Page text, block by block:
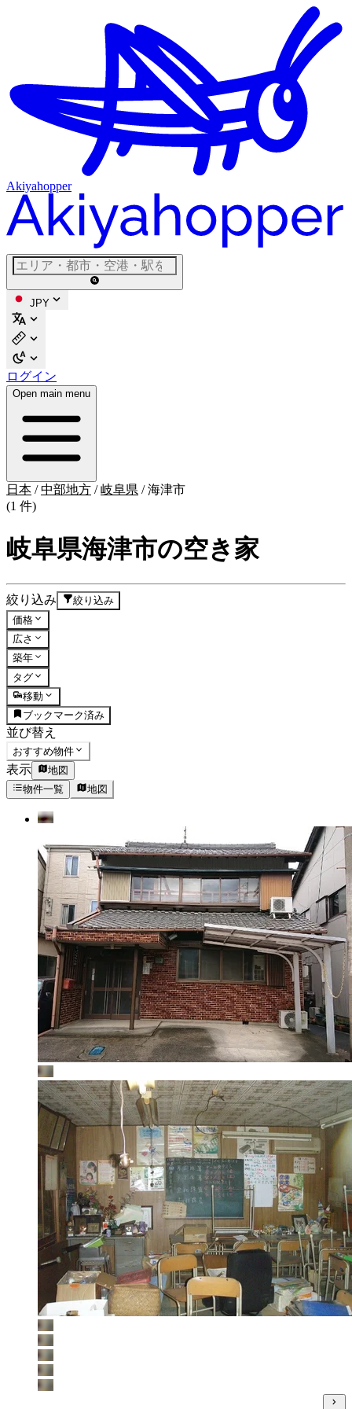
Akiyahopper
JPY
ログイン
Open main menu
日本 /中部地方 /岐阜県 /海津市
(1 件)
岐阜県海津市の空き家
絞り込み
絞り込み
価格
広さ
築年
タグ
移動
ブックマーク済み
並び替え
おすすめ物件
表示
地図
物件一覧
地図